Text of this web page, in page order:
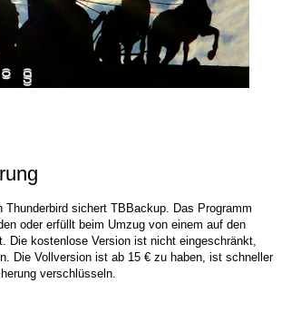
sichert TBBackup. Das Programm
oder erfüllt beim Umzug von einem auf den
Die kostenlose Version ist nicht eingeschränkt,
Die Vollversion ist ab 15 € zu haben, ist schneller
verschlüsseln.